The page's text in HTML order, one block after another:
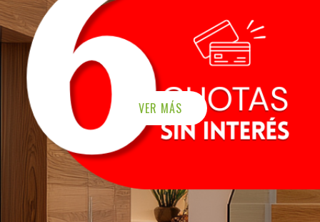
VER MÁS